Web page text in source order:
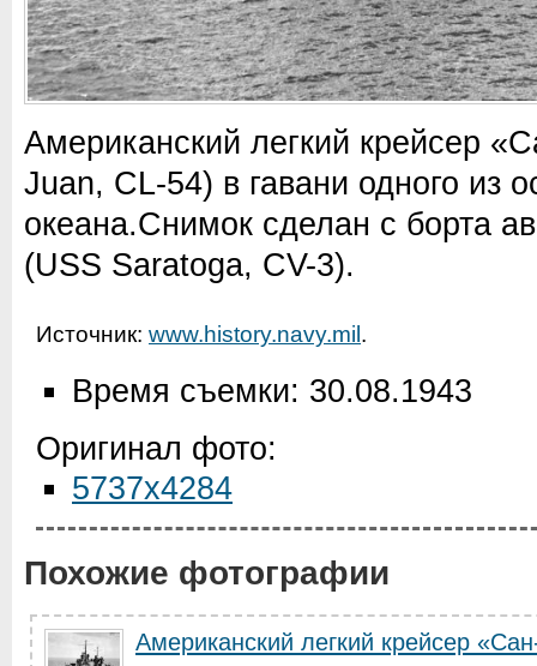
Американский легкий крейсер
Juan, CL-54) в гавани одного из
океана.Снимок сделан с борта
(USS Saratoga, CV-3).
Источник: www.history.navy.mil .
Время съемки: 30.08.1943
Оригинал фото:
5737x4284
Похожие фотографии
Американский легкий крейсер